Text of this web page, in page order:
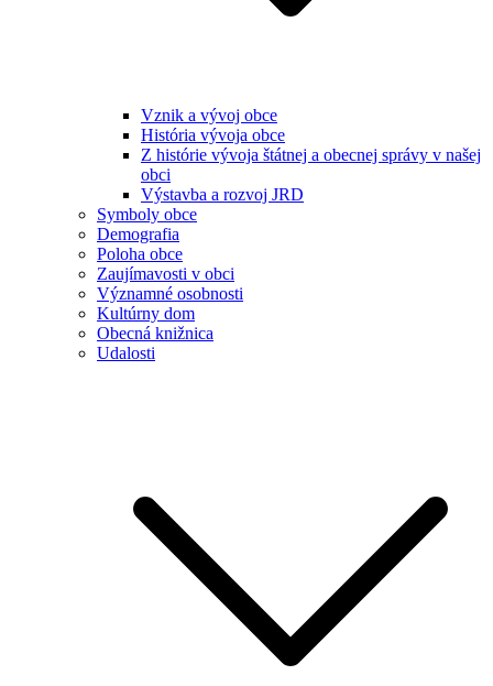
Vznik a vývoj obce
História vývoja obce
Z histórie vývoja štátnej a obecnej správy v našej
obci
Výstavba a rozvoj JRD
Symboly obce
Demografia
Poloha obce
Zaujímavosti v obci
Významné osobnosti
Kultúrny dom
Obecná knižnica
Udalosti